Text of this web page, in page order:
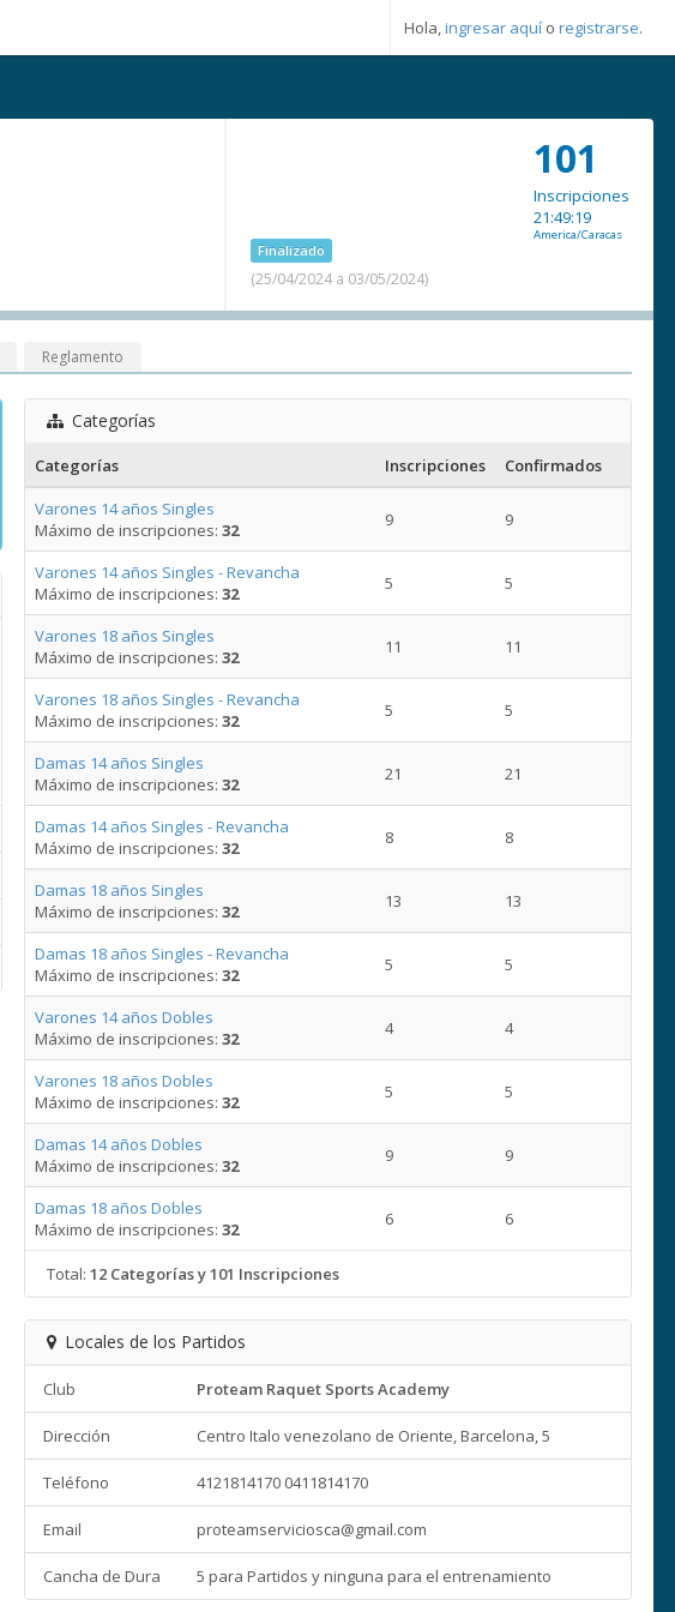
Hola,ingresar aquí o registrarse.
Finalizado
(25/04/2024 a 03/05/2024)
101
Inscripciones
21:49:19
America/Caracas
Reglamento
Categorías
Categorías Inscripciones
Confirmados
Varones 14 años Singles
Máximo de inscripciones: 32 9 9
Varones 14 años Singles - Revancha
Máximo de inscripciones: 32 5 5
Varones 18 años Singles
Máximo de inscripciones: 32 11 11
Varones 18 años Singles - Revancha
Máximo de inscripciones: 32 5 5
Damas 14 años Singles
Máximo de inscripciones: 32 21 21
Damas 14 años Singles - Revancha
Máximo de inscripciones: 32 8 8
Damas 18 años Singles
Máximo de inscripciones: 32 13 13
Damas 18 años Singles - Revancha
Máximo de inscripciones: 32 5 5
Varones 14 años Dobles
Máximo de inscripciones: 32 4 4
Varones 18 años Dobles
Máximo de inscripciones: 32 5 5
Damas 14 años Dobles
Máximo de inscripciones: 32 9 9
Damas 18 años Dobles
Máximo de inscripciones: 32 6 6
Total: 12 Categorías y 101 Inscripciones
Locales de los Partidos
Club Proteam Raquet Sports Academy
Dirección Centro Italo venezolano de Oriente, Barcelona, 5
Teléfono 4121814170 0411814170
Email proteamserviciosca@gmail.com
Cancha de Dura 5 para Partidos y ninguna para el entrenamiento